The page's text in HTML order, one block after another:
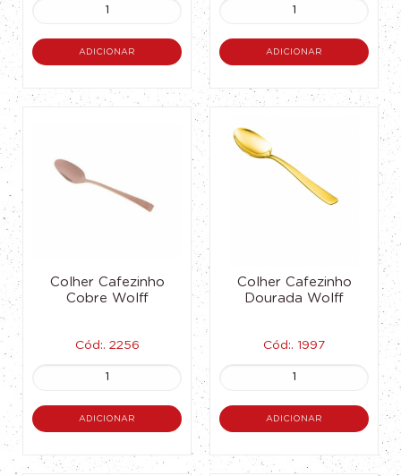
ADICIONAR ADICIONAR
Colher Cafezinho
Cobre Wolff
Cód:. 2256
ADICIONAR
Colher Cafezinho
Dourada Wolff
Cód:. 1997
ADICIONAR